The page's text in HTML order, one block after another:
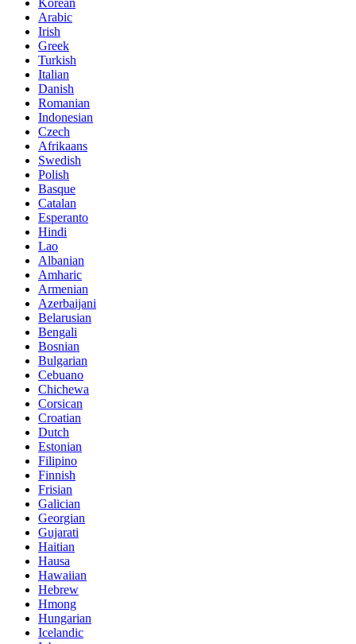
Korean
Arabic
Irish
Greek
Turkish
Italian
Danish
Romanian
Indonesian
Czech
Afrikaans
Swedish
Polish
Basque
Catalan
Esperanto
Hindi
Lao
Albanian
Amharic
Armenian
Azerbaijani
Belarusian
Bengali
Bosnian
Bulgarian
Cebuano
Chichewa
Corsican
Croatian
Dutch
Estonian
Filipino
Finnish
Frisian
Galician
Georgian
Gujarati
Haitian
Hausa
Hawaiian
Hebrew
Hmong
Hungarian
Icelandic